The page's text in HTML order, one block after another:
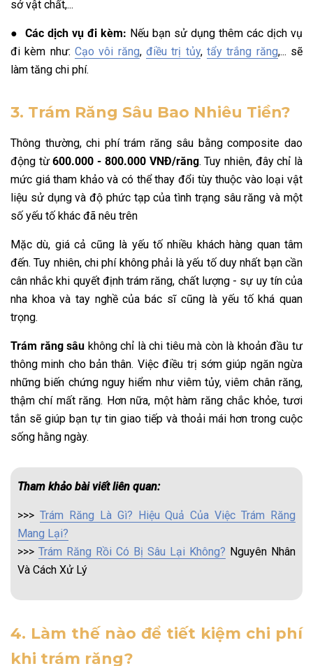
sở vật chất,...
● Các dịch vụ đi kèm: Nếu bạn sử dụng thêm các dịch vụ
đi kèm như: Cạo vôi răng,điều trị tủy,tẩy trắng răng,... sẽ
làm tăng chi phí.
3. Trám Răng Sâu Bao Nhiêu Tiền?
Thông thường, chi phí trám răng sâu bằng composite dao
động từ600.000 - 800.000 VNĐ/răng. Tuy nhiên, đây chỉ là
mức giá tham khảo và có thể thay đổi tùy thuộc vào loại vật
liệu sử dụng và độ phức tạp của tình trạng sâu răng và một
số yếu tố khác đã nêu trên
Mặc dù, giá cả cũng là yếu tố nhiều khách hàng quan tâm
đến. Tuy nhiên, chi phí không phải là yếu tố duy nhất bạn cần
cân nhắc khi quyết định trám răng, chất lượng - sự uy tín của
nha khoa và tay nghề của bác sĩ cũng là yếu tố khá quan
trọng.
Trám răng sâu không chỉ là chi tiêu mà còn là khoản đầu tư
thông minh cho bản thân. Việc điều trị sớm giúp ngăn ngừa
những biến chứng nguy hiểm như viêm tủy, viêm chân răng,
thậm chí mất răng. Hơn nữa, một hàm răng chắc khỏe, tươi
tắn sẽ giúp bạn tự tin giao tiếp và thoải mái hơn trong cuộc
sống hằng ngày.
Tham khảo bài viết liên quan:
>>> Trám Răng Là Gì? Hiệu Quả Của Việc Trám Răng
Mang Lại?
>>> Trám Răng Rồi Có Bị Sâu Lại Không? Nguyên Nhân
Và Cách Xử Lý
4. Làm thế nào để tiết kiệm chi phí
khi trám răng?